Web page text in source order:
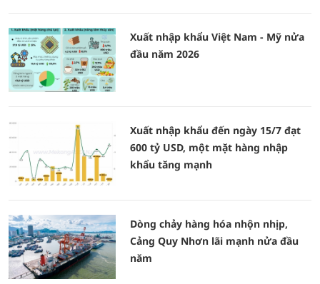
Xuất nhập khẩu Việt Nam - Mỹ nửa
đầu năm 2026
Xuất nhập khẩu đến ngày 15/7 đạt
600 tỷ USD, một mặt hàng nhập
khẩu tăng mạnh
Dòng chảy hàng hóa nhộn nhịp,
Cảng Quy Nhơn lãi mạnh nửa đầu
năm